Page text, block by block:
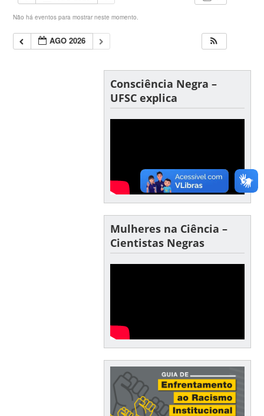
Não há eventos para mostrar neste momento.
AGO 2026
Consciência Negra –
UFSC explica
Mulheres na Ciência –
Cientistas Negras